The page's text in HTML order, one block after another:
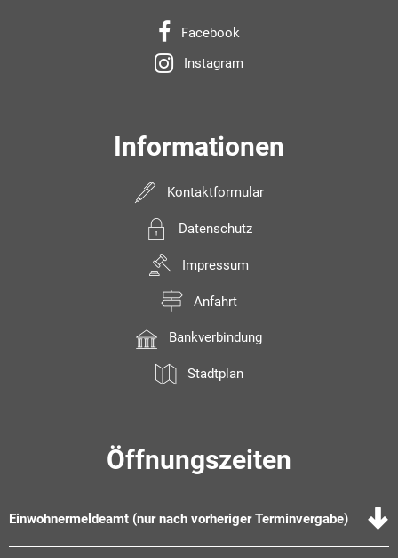
Facebook
Instagram
Informationen
Kontaktformular
Datenschutz
Impressum
Anfahrt
Bankverbindung
Stadtplan
Öffnungszeiten
Einwohnermeldeamt (nur nach vorheriger Terminvergabe)